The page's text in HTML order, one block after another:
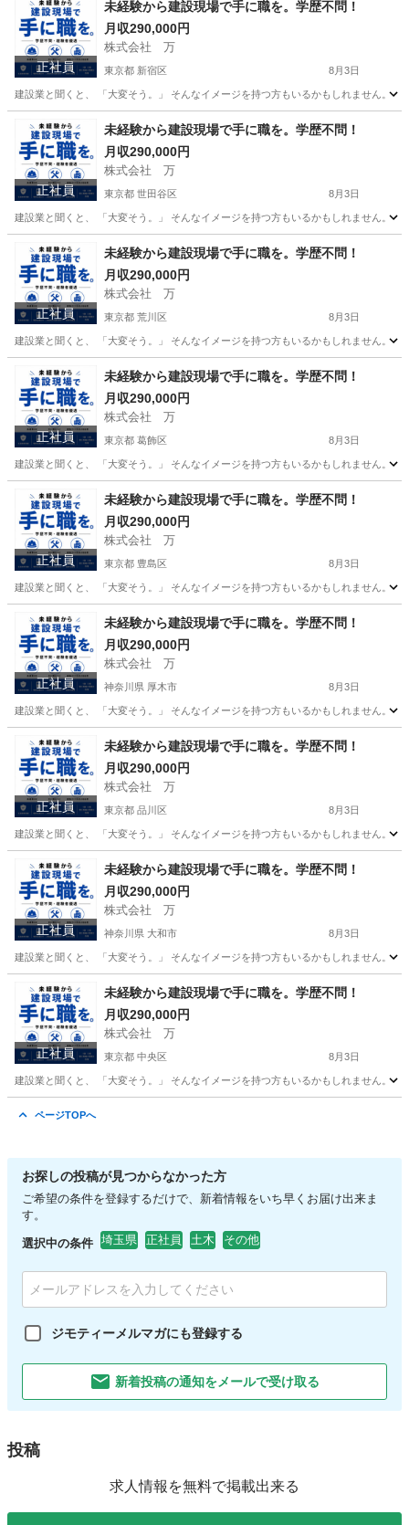
正社員
未経験から建設現場で手に職を。学歴不問！
月収290,000円
株式会社 万
東京都 新宿区 8月3日
建設業と聞くと、 「大変そう。」 そんなイメージを持つ方もいるかもしれません。
東京 新宿区 その他 未経験
正社員
未経験から建設現場で手に職を。学歴不問！
月収290,000円
株式会社 万
東京都 世田谷区 8月3日
建設業と聞くと、 「大変そう。」 そんなイメージを持つ方もいるかもしれません。
東京 世田谷区 その他 未経験
正社員
未経験から建設現場で手に職を。学歴不問！
月収290,000円
株式会社 万
東京都 荒川区 8月3日
建設業と聞くと、 「大変そう。」 そんなイメージを持つ方もいるかもしれません。
東京 荒川区 その他 未経験
正社員
未経験から建設現場で手に職を。学歴不問！
月収290,000円
株式会社 万
東京都 葛飾区 8月3日
建設業と聞くと、 「大変そう。」 そんなイメージを持つ方もいるかもしれません。
東京 葛飾区 その他 未経験
正社員
未経験から建設現場で手に職を。学歴不問！
月収290,000円
株式会社 万
東京都 豊島区 8月3日
建設業と聞くと、 「大変そう。」 そんなイメージを持つ方もいるかもしれません。
東京 豊島区 その他 未経験
正社員
未経験から建設現場で手に職を。学歴不問！
月収290,000円
株式会社 万
神奈川県 厚木市 8月3日
建設業と聞くと、 「大変そう。」 そんなイメージを持つ方もいるかもしれません。
神奈川 厚木市 その他
正社員
未経験から建設現場で手に職を。学歴不問！
月収290,000円
株式会社 万
東京都 品川区 8月3日
建設業と聞くと、 「大変そう。」 そんなイメージを持つ方もいるかもしれません。
東京 品川区 その他 未経験
正社員
未経験から建設現場で手に職を。学歴不問！
月収290,000円
株式会社 万
神奈川県 大和市 8月3日
建設業と聞くと、 「大変そう。」 そんなイメージを持つ方もいるかもしれません。
神奈川 大和市 その他
正社員
未経験から建設現場で手に職を。学歴不問！
月収290,000円
株式会社 万
東京都 中央区 8月3日
建設業と聞くと、 「大変そう。」 そんなイメージを持つ方もいるかもしれません。
ページTOPへ
お探しの投稿が見つからなかった方
ご希望の条件を登録するだけで、新着情報をいち早くお届け出来ま
す。
選択中の条件 埼玉県 正社員 土木 その他
ジモティーメルマガにも登録する
新着投稿の通知をメールで受け取る
投稿
求人情報を無料で掲載出来る